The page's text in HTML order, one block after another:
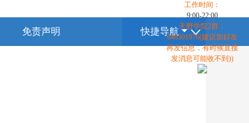
免责声明 快捷导航
工作时间：
9:00-22:00
天野学院2群：
648301976(建议加好友
再发信息，有时候直接
发消息可能收不到))